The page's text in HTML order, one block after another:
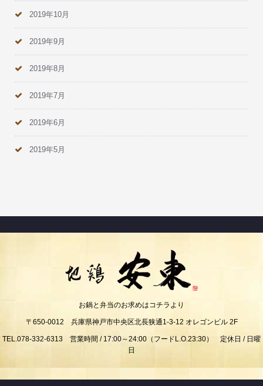
2019年10月
2019年9月
2019年8月
2019年7月
2019年6月
2019年5月
お鍋と弁当のお求めはコチラより
〒650-0012 兵庫県神戸市中央区北長狭通1-3-12 オレゴンビル 2F
TEL.078-332-6313 営業時間 / 17:00～24:00（フードL.O.23:30） 定休日 / 日曜
日